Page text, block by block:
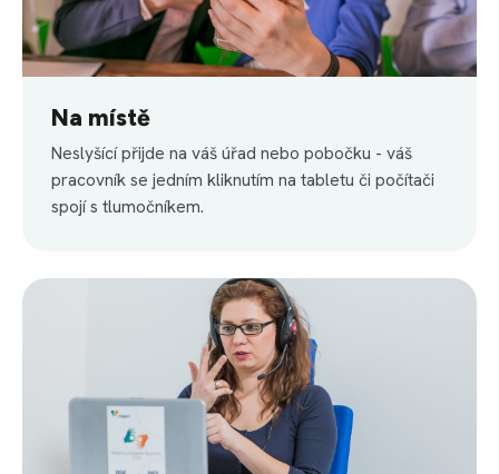
Na místě
Neslyšící přijde na váš úřad nebo pobočku - váš
pracovník se jedním kliknutím na tabletu či počítači
spojí s tlumočníkem.